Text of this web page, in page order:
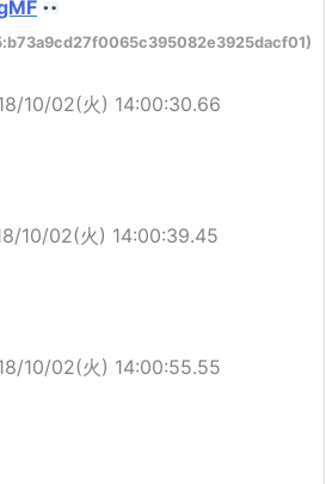
10/02(火) 14:00:30.66
10/02(火) 14:00:39.45
10/02(火) 14:00:55.55